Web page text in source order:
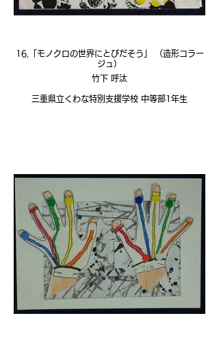
16.「モノクロの世界にとびだそう」 （造形コラー
ジュ）
竹下 呼汰
三重県立くわな特別支援学校 中等部1年生